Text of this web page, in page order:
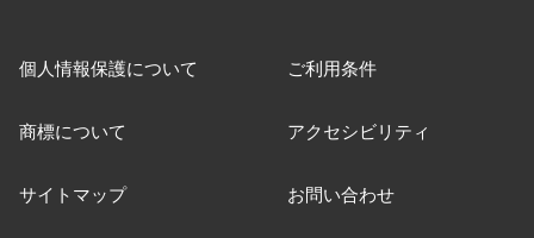
個人情報保護について ご利用条件
商標について アクセシビリティ
サイトマップ お問い合わせ